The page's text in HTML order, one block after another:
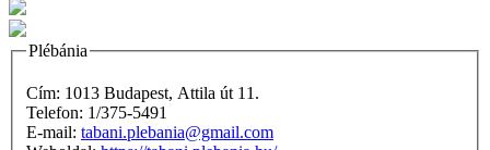
Plébánia
Cím: 1013 Budapest, Attila út 11.
Telefon: 1/375-5491
E-mail: tabani.plebania@gmail.com